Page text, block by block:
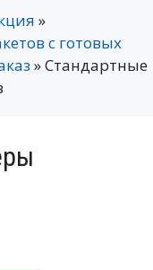
»
с готовых
»Стандартные